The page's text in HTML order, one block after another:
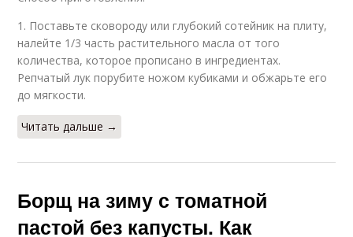
1. Поставьте сковороду или глубокий сотейник на плиту,
налейте 1/3 часть растительного масла от того
количества, которое прописано в ингредиентах.
Репчатый лук порубите ножом кубиками и обжарьте его
до мягкости.
Читать дальше →
Борщ на зиму с томатной
пастой без капусты. Как